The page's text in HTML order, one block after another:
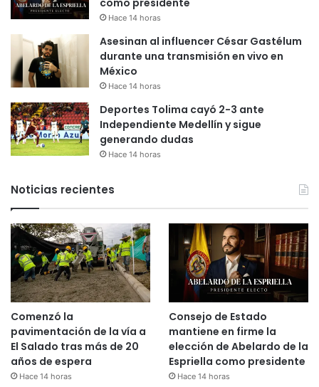
Hace 14 horas
Asesinan al influencer César Gastélum
durante una transmisión en vivo en
México
Hace 14 horas
Deportes Tolima cayó 2-3 ante
Independiente Medellín y sigue
generando dudas
Hace 14 horas
Noticias recientes
Comenzó la
pavimentación de la vía a
El Salado tras más de 20
años de espera
Hace 14 horas
Consejo de Estado
mantiene en firme la
elección de Abelardo de la
Espriella como presidente
Hace 14 horas